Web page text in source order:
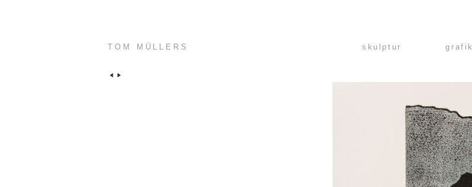
TOM MÜLLERS skulptur grafik